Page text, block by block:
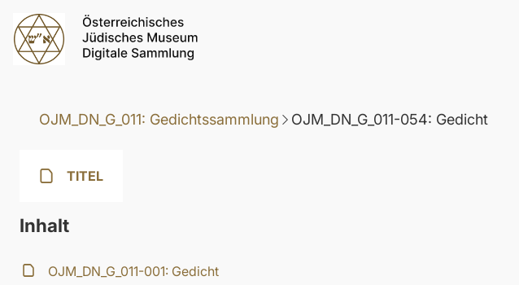
OJM_DN_G_011: Gedichtssammlung OJM_DN_G_011-054: Gedicht
TITEL
Inhalt
OJM_DN_G_011-001: Gedicht